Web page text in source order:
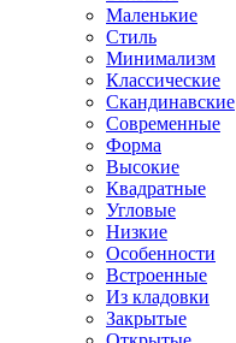
Маленькие
Стиль
Минимализм
Классические
Скандинавские
Современные
Форма
Высокие
Квадратные
Угловые
Низкие
Особенности
Встроенные
Из кладовки
Закрытые